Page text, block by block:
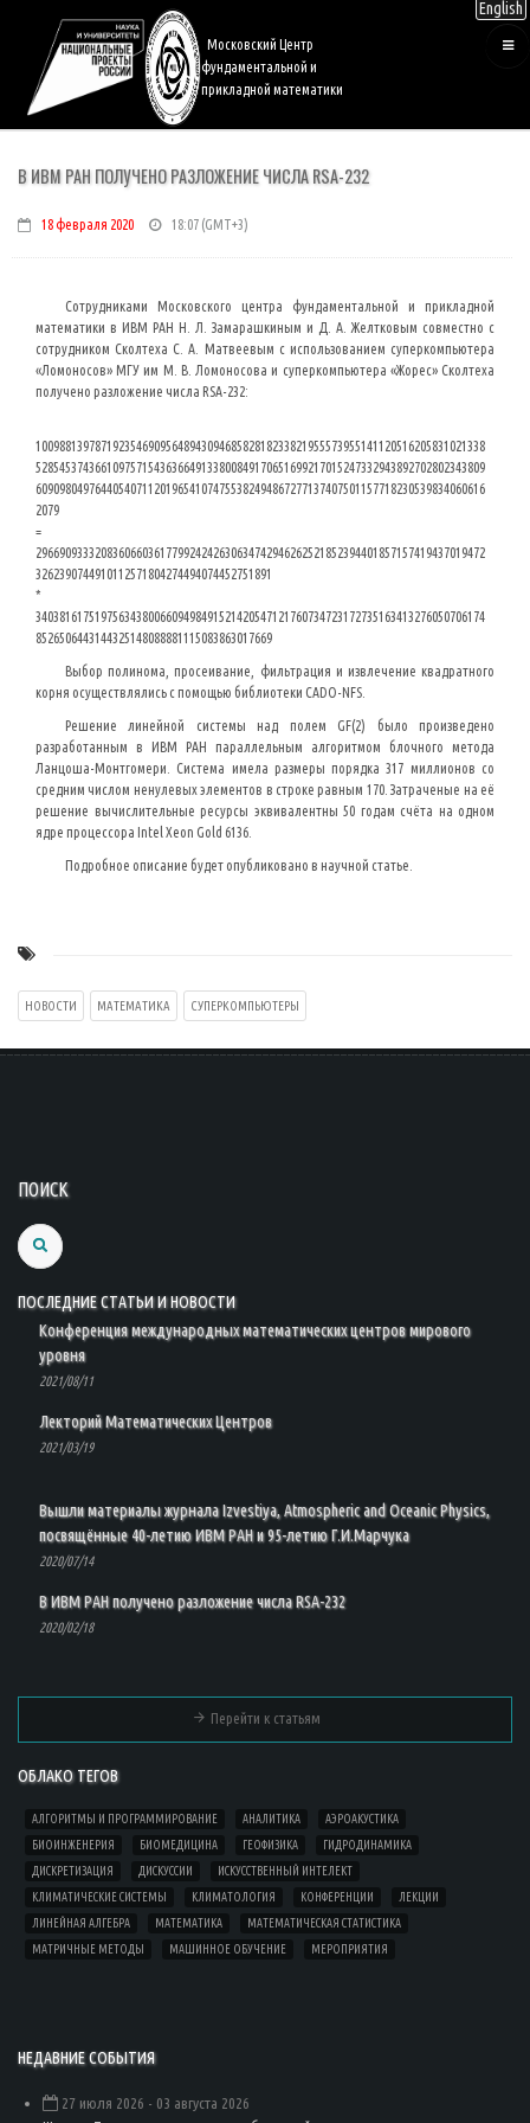
основному
содержанию
Московский Центр
фундаментальной и
прикладной математики
English
В ИВМ РАН ПОЛУЧЕНО РАЗЛОЖЕНИЕ ЧИСЛА RSA-232
18 февраля 2020 18:07
Сотрудниками Московского центра фундаментальной и прикладной
математики в ИВМ РАН Н. Л. Замарашкиным и Д. А. Желтковым совместно с
сотрудником Сколтеха С. А. Матвеевым с использованием суперкомпьютера
«Ломоносов» МГУ им М. В. Ломоносова и суперкомпьютера «Жорес» Сколтеха
получено разложение числа RSA-232:
1009881397871923546909564894309468582818233821955573955141120516205831021338
5285453743661097571543636649133800849170651699217015247332943892702802343809
6090980497644054071120196541074755382494867277137407501157718230539834060616
2079
=
2966909333208360660361779924242630634742946262521852394401857157419437019472
3262390744910112571804274494074452751891
*
3403816175197563438006609498491521420547121760734723172735163413276050706174
8526506443144325148088881115083863017669
Выбор полинома, просеивание, фильтрация и извлечение квадратного
корня осуществлялись с помощью библиотеки CADO-NFS.
Решение линейной системы над полем GF(2) было произведено
разработанным в ИВМ РАН параллельным алгоритмом блочного метода
Ланцоша-Монтгомери. Система имела размеры порядка 317 миллионов со
средним числом ненулевых элементов в строке равным 170. Затраченые на её
решение вычислительные ресурсы эквивалентны 50 годам счёта на одном
ядре процессора Intel Xeon Gold 6136.
Подробное описание будет опубликовано в научной статье.
НОВОСТИ МАТЕМАТИКА СУПЕРКОМПЬЮТЕРЫ
ПОИСК
Search
ПОСЛЕДНИЕ СТАТЬИ И НОВОСТИ
Конференция международных математических центров мирового
уровня
2021/08/11
Лекторий Математических Центров
2021/03/19
Вышли материалы журнала Izvestiya, Atmospheric and Oceanic Physics,
посвящённые 40-летию ИВМ РАН и 95-летию Г.И.Марчука
2020/07/14
В ИВМ РАН получено разложение числа RSA-232
2020/02/18
Перейти к статьям
ОБЛАКО ТЕГОВ
АЛГОРИТМЫ И ПРОГРАММИРОВАНИЕ АНАЛИТИКА
АЭРОАКУСТИКА
БИОИНЖЕНЕРИЯ
БИОМЕДИЦИНА ГЕОФИЗИКА
ГИДРОДИНАМИКА
ДИСКРЕТИЗАЦИЯ
ДИСКУССИИ
ИСКУССТВЕННЫЙ ИНТЕЛЕКТ
КЛИМАТИЧЕСКИЕ СИСТЕМЫ
КЛИМАТОЛОГИЯ КОНФЕРЕНЦИИ
ЛЕКЦИИ
ЛИНЕЙНАЯ АЛГЕБРА
МАТЕМАТИКА
МАТЕМАТИЧЕСКАЯ СТАТИСТИКА
МАТРИЧНЫЕ МЕТОДЫ
МАШИННОЕ ОБУЧЕНИЕ МЕРОПРИЯТИЯ
НЕДАВНИЕ СОБЫТИЯ
27 июля 2026 - 03 августа 2026